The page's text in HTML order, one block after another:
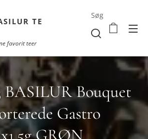
TE
favorit teer
Søg
BASILUR Bouquet
Gastro